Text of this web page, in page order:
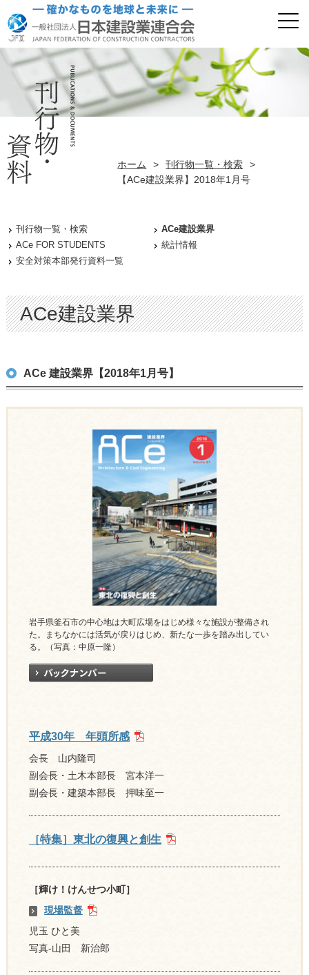
ホーム > 刊行物一覧・検索
>
【ACe建設業界】2018年1月号
ACe建設業界
ACe 建設業界【2018年1月号】
岩手県釜石市の中心地は大町広場をはじめ様々な施設が整備され
た。まちなかには活気が戻りはじめ、新たな一歩を踏み出してい
る。（写真：中原一隆）
平成30年 年頭所感
会長 山内隆司
副会長・土木本部長 宮本洋一
副会長・建築本部長 押味至一
［特集］東北の復興と創生
［輝け！けんせつ小町］
現場監督
児玉 ひと美
写真-山田 新治郎
刊行物一覧・検索
ACe建設業界
ACe FOR STUDENTS
統計情報
安全対策本部発行資料一覧